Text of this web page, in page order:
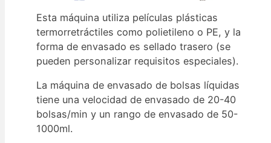
Esta máquina utiliza películas plásticas
termorretráctiles como polietileno o PE, y la
forma de envasado es sellado trasero (se
pueden personalizar requisitos especiales).
La máquina de envasado de bolsas líquidas
tiene una velocidad de envasado de 20-40
bolsas/min y un rango de envasado de 50-
1000ml.